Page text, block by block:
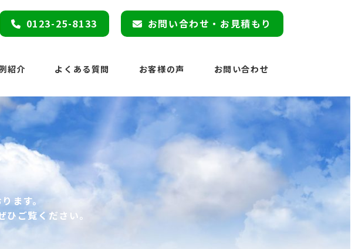
0123-25-8133 お問い合わせ・お見積もり
紹介 よくある質問 お客様の声 お問い合わせ
ます。
ご覧ください。